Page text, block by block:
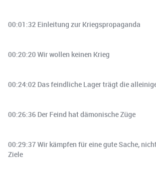
00:01:32 Einleitung zur Kriegspropaganda
00:20:20 Wir wollen keinen Krieg
00:24:02 Das feindliche Lager trägt die
00:26:36 Der Feind hat dämonische Züge
00:29:37 Wir kämpfen für eine gute Sache,
Ziele